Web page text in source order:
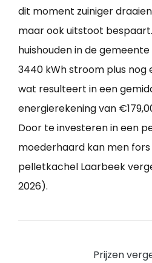
dit moment zuiniger
maar ook uitstoot
huishouden in de
3440 kWh stroom plus nog
wat resulteert in een
energierekening van
Door te investeren in een
moederhaard kan men
pelletkachel Laarbeek
2026).
Prijzen